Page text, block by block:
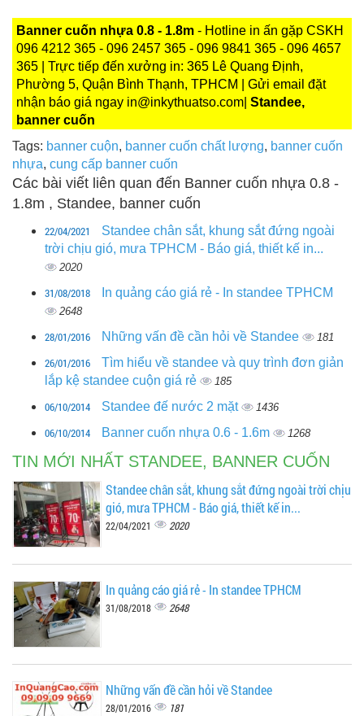
Banner cuốn nhựa 0.8 - 1.8m - Hotline in ấn gặp CSKH
096 4212 365 - 096 2457 365 - 096 9841 365 - 096 4657
365 | Trực tiếp đến xưởng in: 365 Lê Quang Định,
Phường 5, Quận Bình Thạnh, TPHCM | Gửi email đặt
nhận báo giá ngay in@inkythuatso.com| Standee,
banner cuốn
Tags: banner cuộn, banner cuốn chất lượng, banner cuốn
nhựa, cung cấp banner cuốn
Các bài viết liên quan đến Banner cuốn nhựa 0.8 -
1.8m , Standee, banner cuốn
22/04/2021
Standee chân sắt, khung sắt đứng ngoài
trời chịu gió, mưa TPHCM - Báo giá, thiết kế in...
2020
31/08/2018 In quảng cáo giá rẻ - In standee TPHCM
2648
28/01/2016 Những vấn đề cần hỏi về Standee 181
26/01/2016
Tìm hiểu về standee và quy trình đơn giản
lắp kệ standee cuộn giá rẻ
185
06/10/2014 Standee đế nước 2 mặt 1436
06/10/2014 Banner cuốn nhựa 0.6 - 1.6m 1268
TIN MỚI NHẤT STANDEE, BANNER CUỐN
Standee chân sắt, khung sắt đứng ngoài trời chịu
gió, mưa TPHCM - Báo giá, thiết kế in...
22/04/2021 2020
In quảng cáo giá rẻ - In standee TPHCM
31/08/2018 2648
Những vấn đề cần hỏi về Standee
28/01/2016 181